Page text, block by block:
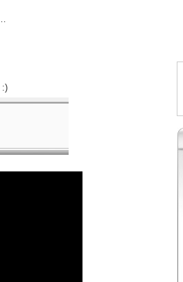
:)